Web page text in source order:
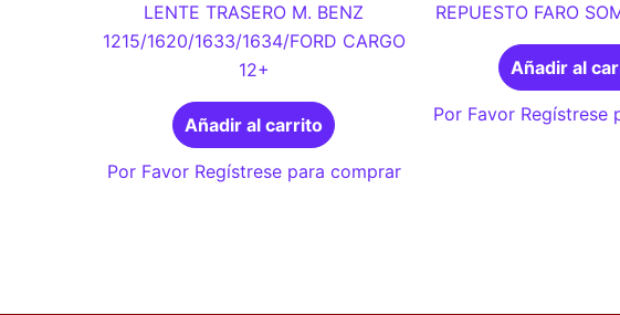
LENTE TRASERO M. BENZ
1215/1620/1633/1634/FORD CARGO
12+
Añadir al carrito
Por Favor Regístrese para comprar
REPUESTO FARO
Añadir al
Por Favor Regístrese